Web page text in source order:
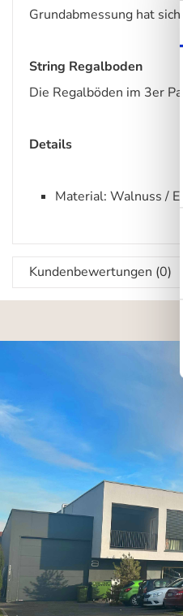
Grundabmessung hat
String Regalboden
Die Regalböden im 3er
Details
Material: Walnuss /
Kundenbewertungen (0)